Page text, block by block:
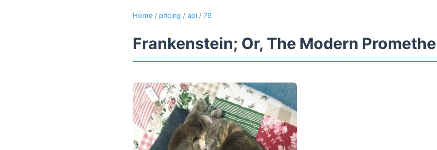
Home / pricing / api / 76
Frankenstein; Or, The Modern